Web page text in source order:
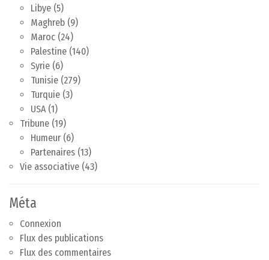
Libye (5)
Maghreb (9)
Maroc (24)
Palestine (140)
Syrie (6)
Tunisie (279)
Turquie (3)
USA(1)
Tribune (19)
Humeur (6)
Partenaires (13)
Vie associative (43)
Méta
Connexion
Flux des publications
Flux des commentaires